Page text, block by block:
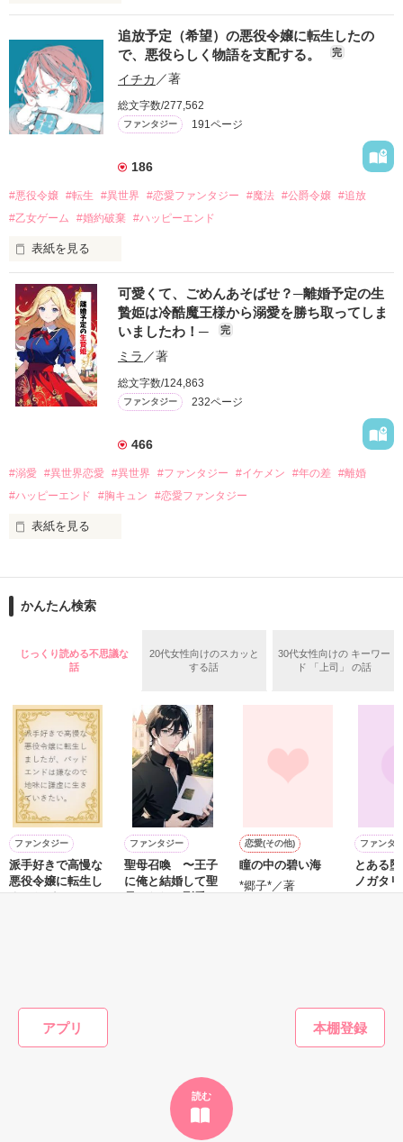
アプリ
読む
たら？
作品を読む
追放予定（希望）の悪役令嬢に転生したの
で、悪役らしく物語を支配する。
完
イチカ ／著
総文字数/277,562
ファンタジー 191ページ
186
#悪役令嬢 #転生 #異世界 #恋愛ファンタジー #魔法 #公爵令嬢 #追放
#乙女ゲーム
#婚約破棄 #ハッピーエンド
表紙を見る
転生令嬢が乙女ゲームの世界を支配する！？
そんな異世界恋愛ファンタジー開幕。
表紙はノーライトコピーガール様からお借りしています。
他、エブリスタ様、小説家になろう様で連載。
☆あらすじ
クレティア王国唯一の公爵令嬢リティカ・メルティーは、興
味本位で行った占いで自分が乙女ゲームの中の悪役令嬢である
悪役令嬢の断罪処遇は、国外追放！？
愛し合う2人が結ばれて、しかも自分が背負うべき義務をヒ
ロインが肩代わりしてくれると言う。
え、何それ、控えめに言って最高なんだけど！？
全力で王子を推して美スチルを回収し、断罪されて自由を手
可愛くて、ごめんあそばせ？─離婚予定の生
贄姫は冷酷魔王様から溺愛を勝ち取ってしま
いましたわ！─
完
ミラ ／著
総文字数/124,863
ファンタジー 232ページ
466
#溺愛 #異世界恋愛 #異世界 #ファンタジー #イケメン #年の差
#離婚
#ハッピーエンド
#胸キュン #恋愛ファンタジー
表紙を見る
により
魔国の魔王様と結婚することに。
即刻、離婚予定の生贄結婚である。
冷酷非情と名高い
500歳年上の美しい魔王様は、
生贄姫をさっさと泣かせて追い返そうとする。
かんたん検索
じっくり読める不思議な
話
20代女性向けのスカッと
する話
30代女性向けの キーワー
ド 「上司」 の話
ファンタジー
派手好きで高慢な
悪役令嬢に転生し
ましたが、バッド
ファンタジー
聖母召喚 〜王子
に俺と結婚して聖
母になれと烈愛さ
恋愛(その他)
瞳の中の碧い海
*郷子*／著
ファンタ
とある
ノガタ
かんたん検索の条件を変える